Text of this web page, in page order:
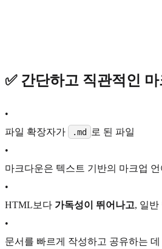
✅ 간단하고 직관적인 마
•
파일 확장자가
.md
로 된 파일
•
마크다운은 텍스트 기반의 마크업 언
•
HTML보다 가독성이 뛰어나고, 일반
•
문서를 빠르게 작성하고 공유하는